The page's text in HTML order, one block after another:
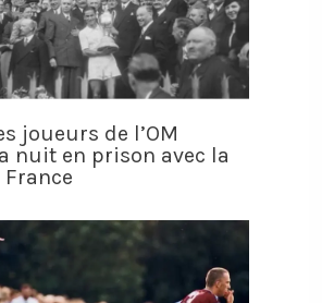
joueurs de l’OM
nuit en prison avec la
France